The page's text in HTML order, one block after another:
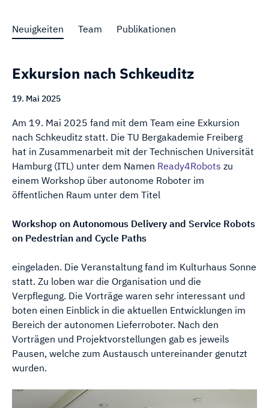
Neuigkeiten Team Publikationen
Exkursion nach Schkeuditz
19. Mai 2025
Am 19. Mai 2025 fand mit dem Team eine Exkursion
nach Schkeuditz statt. Die TU Bergakademie Freiberg
hat in Zusammenarbeit mit der Technischen Universität
Hamburg (ITL) unter dem Namen Ready4Robots zu
einem Workshop über autonome Roboter im
öffentlichen Raum unter dem Titel
Workshop on Autonomous Delivery and Service Robots
on Pedestrian and Cycle Paths
eingeladen. Die Veranstaltung fand im Kulturhaus Sonne
statt. Zu loben war die Organisation und die
Verpflegung. Die Vorträge waren sehr interessant und
boten einen Einblick in die aktuellen Entwicklungen im
Bereich der autonomen Lieferroboter. Nach den
Vorträgen und Projektvorstellungen gab es jeweils
Pausen, welche zum Austausch untereinander genutzt
wurden.